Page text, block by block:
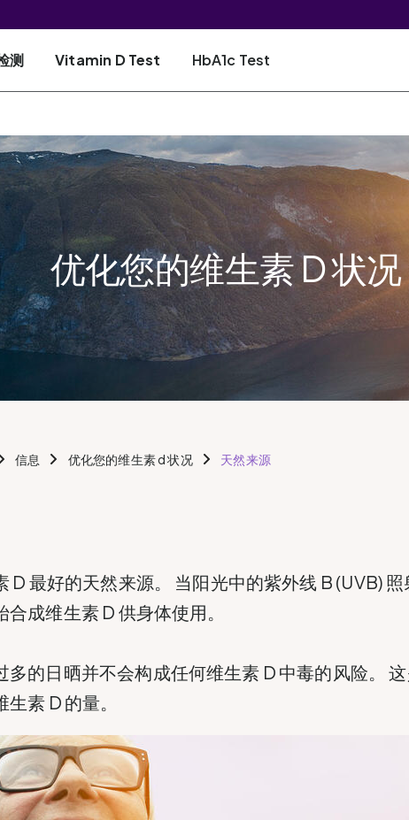
测 Vitamin D Test HbA1c Test
优化您的维生素 D 状况
信息 优化您的维生素 d 状况 天然来源
D 最好的天然来源。 当阳光中的紫外线 B (UVB)
成维生素 D 供身体使用。
多的日晒并不会构成任何维生素 D 中毒的风险。
素 D 的量。